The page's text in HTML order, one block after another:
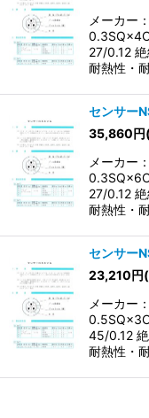
メーカー
27/0.12
耐熱性・
センサー
35,860円
メーカー
27/0.12
耐熱性・
センサー
23,210円
メーカー
45/0.12
耐熱性・